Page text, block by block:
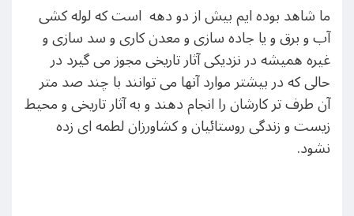
ما شاهد بوده ایم بیش از دو دهه است که لوله کشی
آب و برق و یا جاده سازی و معدن کاری و سد سازی و
غیره همیشه در نزدیکی آثار تاریخی مجوز می گیرد در
حالی که در بیشتر موارد آنها می توانند با چند صد متر
آن طرف تر کارشان را انجام دهند و به آثار تاریخی و محیط
زیست و زندگی روستائیان و کشاورزان لطمه ای زده
نشود.